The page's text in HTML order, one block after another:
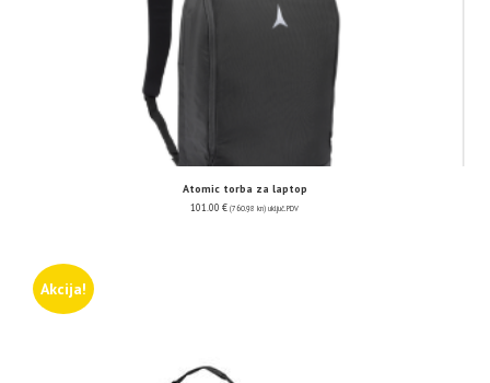
Atomic torba za laptop
101.00 € (760.98 kn) uključ. PDV
Akcija!